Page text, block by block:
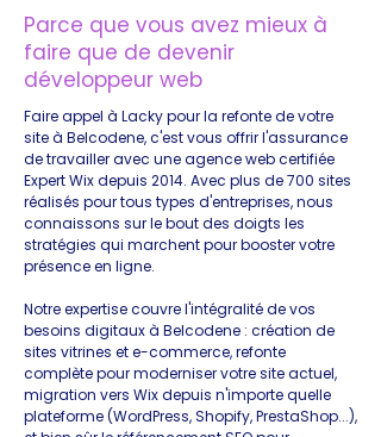
Parce que vous avez mieux à
faire que de devenir
développeur web
Faire appel à Lacky pour la refonte de votre
site à Belcodene, c'est vous offrir l'assurance
de travailler avec une agence web certifiée
Expert Wix depuis 2014. Avec plus de 700 sites
réalisés pour tous types d'entreprises, nous
connaissons sur le bout des doigts les
stratégies qui marchent pour booster votre
présence en ligne.
Notre expertise couvre l'intégralité de vos
besoins digitaux à Belcodene : création de
sites vitrines et e-commerce, refonte
complète pour moderniser votre site actuel,
migration vers Wix depuis n'importe quelle
plateforme (WordPress, Shopify, PrestaShop...),